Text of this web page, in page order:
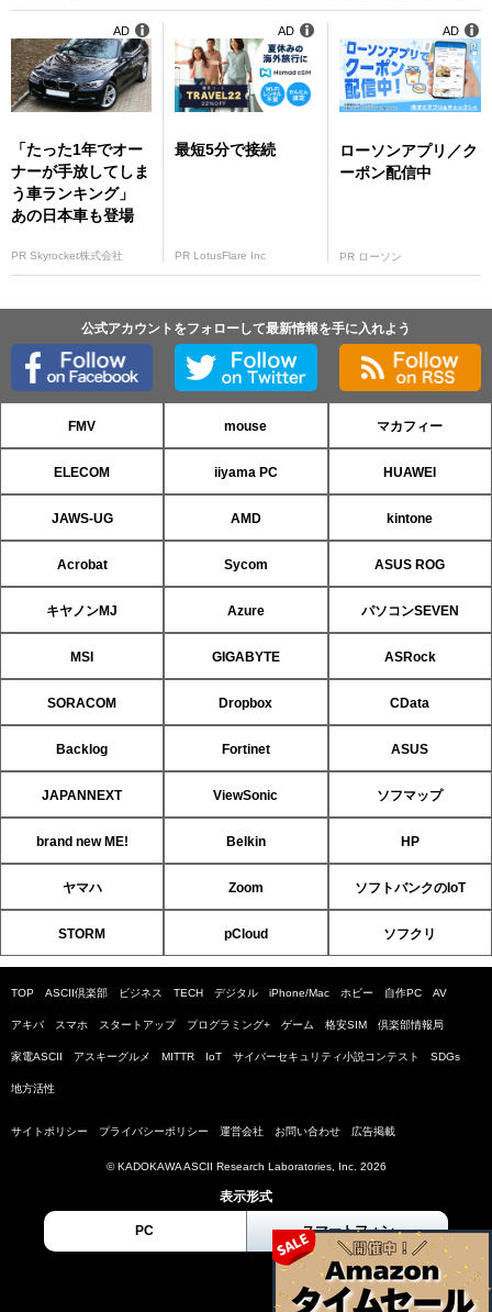
「たった1年でオー
ナーが手放してしま
う車ランキング」
あの日本車も登場
PR Skyrocket株式会社
AD
最短5分で接続
PR LotusFlare Inc
AD
ローソンアプリ／ク
ーポン配信中
PR ローソン
AD
公式アカウントをフォローして最新情報を手に入れよう
FMV mouse マカフィー
ELECOM iiyama PC HUAWEI
JAWS-UG AMD kintone
Acrobat Sycom ASUS ROG
キヤノンMJ Azure パソコンSEVEN
MSI GIGABYTE ASRock
SORACOM Dropbox CData
Backlog Fortinet ASUS
JAPANNEXT ViewSonic ソフマップ
brand new ME! Belkin HP
ヤマハ Zoom ソフトバンクのIoT
STORM pCloud ソフクリ
TOP ASCII倶楽部 ビジネス TECH デジタル iPhone/Mac ホビー 自作PC AV
アキバ スマホ スタートアップ プログラミング+ ゲーム 格安SIM 倶楽部情報局
家電ASCII アスキーグルメ MITTR IoT サイバーセキュリティ小説コンテスト SDGs
地方活性
サイトポリシー プライバシーポリシー 運営会社 お問い合わせ 広告掲載
© KADOKAWA ASCII Research Laboratories, Inc. 2026
表示形式
PC スマートフォン